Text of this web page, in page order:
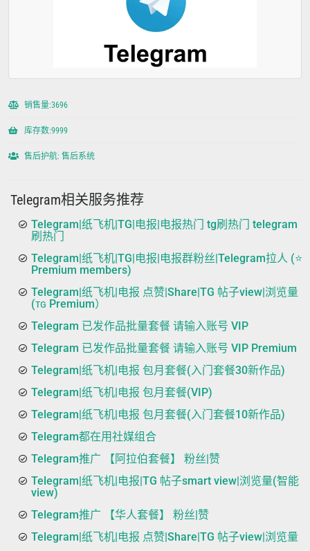
销售量:3696
库存数:9999
售后护航: 售后系统
Telegram相关服务推荐
Telegram|纸飞机|TG|电报|电报热门 tg刷热门 telegram
刷热门
Telegram|纸飞机|TG|电报|电报群粉丝|Telegram拉人 (⭐
Premium members)
Telegram|纸飞机|电报 点赞|Share|TG 帖子view|浏览量
(ᴛɢ Premium）
Telegram 已发作品批量套餐 请输入账号 VIP
Telegram 已发作品批量套餐 请输入账号 VIP Premium
Telegram|纸飞机|电报 包月套餐(入门套餐30新作品)
Telegram|纸飞机|电报 包月套餐(VIP)
Telegram|纸飞机|电报 包月套餐(入门套餐10新作品)
Telegram都在用社媒组合
Telegram推广 【阿拉伯套餐】 粉丝|赞
Telegram|纸飞机|电报|TG 帖子smart view|浏览量(智能
view)
Telegram推广 【华人套餐】 粉丝|赞
Telegram|纸飞机|电报 点赞|Share|TG 帖子view|浏览量